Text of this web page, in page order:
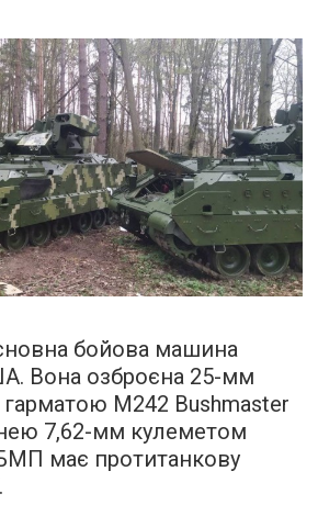
бойова машина
Вона озброєна 25-мм
M242 Bushmaster
7,62-мм кулеметом
має протитанкову